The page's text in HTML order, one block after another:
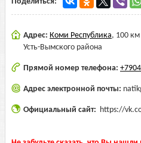
Адрес: Коми Республика, 100 км
Усть-Вымского района
Прямой номер телефона:
Адрес электронной почты:
Официальный сайт: https://